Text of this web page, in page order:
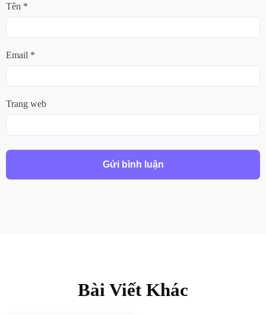
Tên *
Email *
Trang web
Bài Viết Khác